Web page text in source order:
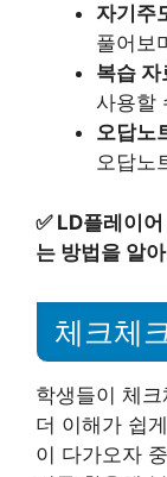
자기주
풀어보
복습 자
사용할
오답노
오답노
✅ LD플레이
는 방법을 알
체크체
학생들이 체
더 이해가 쉽
이 다가오자